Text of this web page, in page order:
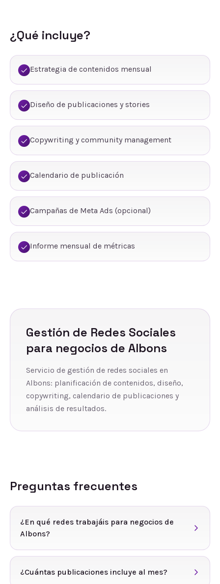
¿Qué incluye?
Estrategia de contenidos mensual
Diseño de publicaciones y stories
Copywriting y community management
Calendario de publicación
Campañas de Meta Ads (opcional)
Informe mensual de métricas
Gestión de Redes Sociales
para negocios de Albons
Servicio de gestión de redes sociales en
Albons: planificación de contenidos, diseño,
copywriting, calendario de publicaciones y
análisis de resultados.
Preguntas frecuentes
¿En qué redes trabajáis para negocios de
Albons?
¿Cuántas publicaciones incluye al mes?